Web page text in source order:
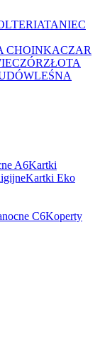
TANIEC
CHOINKACZAR
ZŁOTA
LEŚNA
A6Kartki
Kartki Eko
C6Koperty